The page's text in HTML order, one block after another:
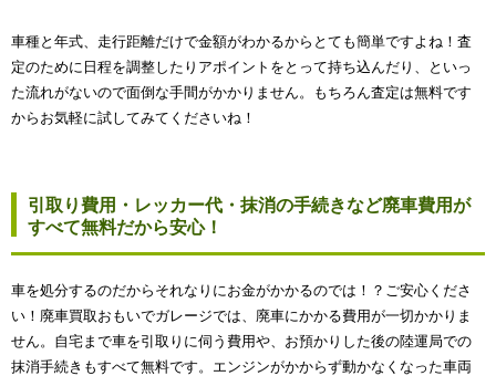
車種と年式、走行距離だけで金額がわかるからとても簡単ですよね！査
定のために日程を調整したりアポイントをとって持ち込んだり、といっ
た流れがないので面倒な手間がかかりません。もちろん査定は無料です
からお気軽に試してみてくださいね！
引取り費用・レッカー代・抹消の手続きなど廃車費用が
すべて無料だから安心！
車を処分するのだからそれなりにお金がかかるのでは！？ご安心くださ
い！廃車買取おもいでガレージでは、廃車にかかる費用が一切かかりま
せん。自宅まで車を引取りに伺う費用や、お預かりした後の陸運局での
抹消手続きもすべて無料です。エンジンがかからず動かなくなった車両